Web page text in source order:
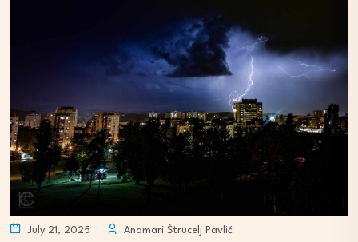
July 21, 2025
Anamari Štrucelj Pavlić